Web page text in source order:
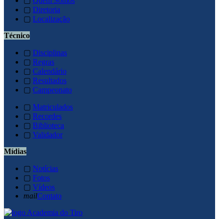
▢ Diretoria
▢ Localização
Técnico
▢ Disciplinas
▢ Regras
▢ Calendário
▢ Resultados
▢ Campeonato
▢ Matriculados
▢ Recordes
▢ Biblioteca
▢ Validador
Mídias
▢ Notícias
▢ Fotos
▢ Vídeos
mailContato